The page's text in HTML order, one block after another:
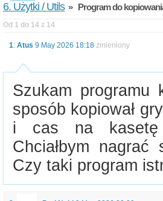
6. Użytki / Utils» Program do
Od 1 do 14 z 14
1: Atus 9 May 2026 18:18 zmieniony
Szukam
sposób kopiował
i cas na kasetę
Chciałbym
Czy taki program